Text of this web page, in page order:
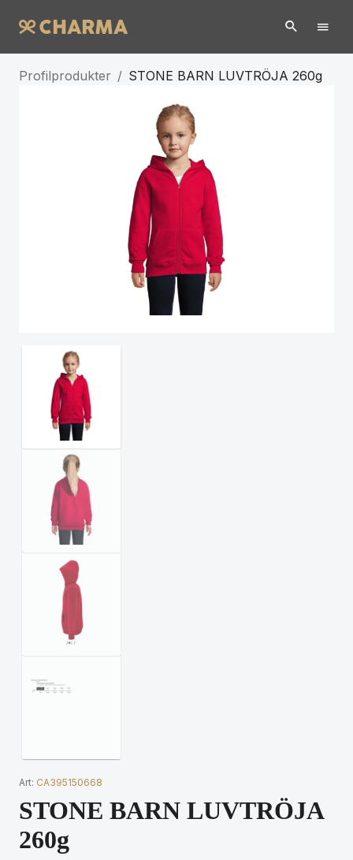
Profilprodukter / STONE BARN LUVTRÖJA 260g
Art: CA395150668
STONE BARN LUVTRÖJA
260g